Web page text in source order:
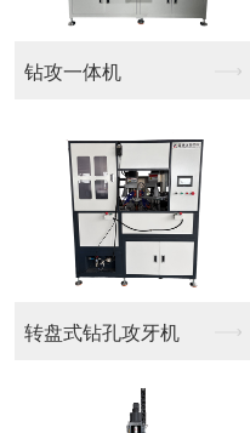
钻攻一体机
转盘式钻孔攻牙机